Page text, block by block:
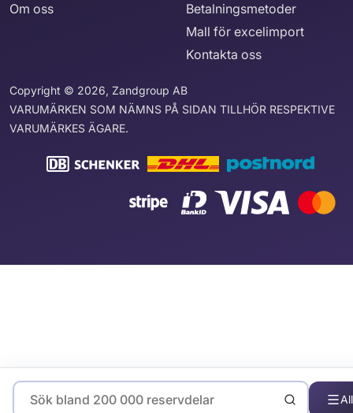
Om oss
Betalningsmetoder
Mall för excelimport
Kontakta oss
Copyright © 2026, Zandgroup AB
VARUMÄRKEN SOM NÄMNS PÅ SIDAN TILLHÖR RESPEKTIVE
VARUMÄRKES ÄGARE.